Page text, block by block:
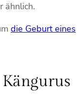
ähnlich.
die Geburt eines